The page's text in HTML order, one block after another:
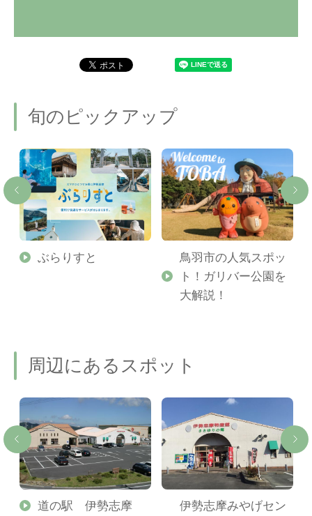
旬のピックアップ
ぶらりすと
鳥羽市の人気スポッ
ト！ガリバー公園を
大解説！
周辺にあるスポット
道の駅 伊勢志摩
伊勢志摩みやげセン